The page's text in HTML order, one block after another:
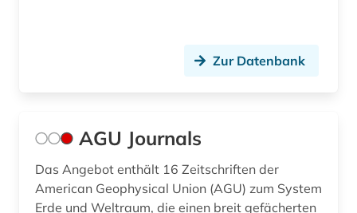
elektrotechnik (2)
elementarpartikel (1)
Zur Datenbank
AGU Journals
Das Angebot enthält 16 Zeitschriften der
American Geophysical Union (AGU) zum System
Erde und Weltraum, die einen breit gefächerten